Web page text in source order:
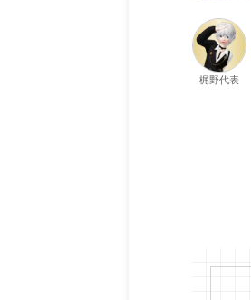
梶野代表